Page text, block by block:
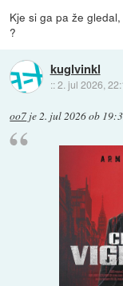
Kje si ga pa že
?
kuglvinkl
::2. jul 2026,
oo7 je2. jul 2026 ob